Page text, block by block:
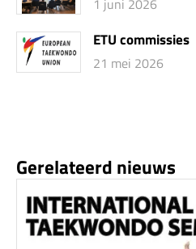
1 juni 2026
ETU commissies
21 mei 2026
Gerelateerd nieuws